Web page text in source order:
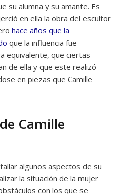
su alumna y su amante. Es
en ella la obra del escultor
hace años que la
que la influencia fue
equivalente, que ciertas
de ella y que este realizó
en piezas que Camille
Camille
algunos aspectos de su
la situación de la mujer
con los que se